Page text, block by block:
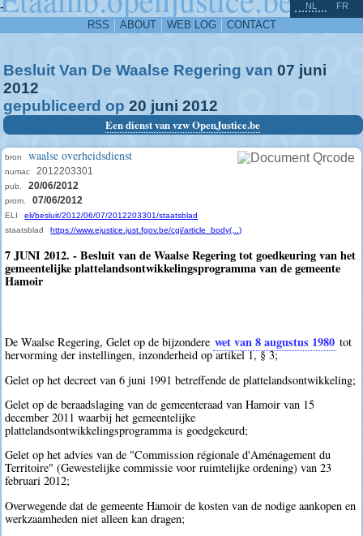
-
RSS ABOUT WEB LOG CONTACT
NL FR
Besluit Van De Waalse Regering van 07 juni
2012
gepubliceerd op 20 juni 2012
Een dienst van vzw OpenJustice.be
bron waalse overheidsdienst
numac 2012203301
pub. 20/06/2012
prom. 07/06/2012
ELI
eli/besluit/2012/06/07/2012203301/staatsblad
staatsblad
https://www.ejustice.just.fgov.be/cgi/article_body(...)
7 JUNI 2012. - Besluit van de Waalse Regering tot goedkeuring van het
gemeentelijke plattelandsontwikkelingsprogramma van de gemeente
Hamoir
De Waalse Regering, Gelet op de bijzondere wet van 8 augustus 1980 tot
hervorming der instellingen, inzonderheid op artikel 1, § 3;
Gelet op het decreet van 6 juni 1991 betreffende de plattelandsontwikkeling;
Gelet op de beraadslaging van de gemeenteraad van Hamoir van 15
december 2011 waarbij het gemeentelijke
plattelandsontwikkelingsprogramma is goedgekeurd;
Gelet op het advies van de "Commission régionale d'Aménagement du
Territoire" (Gewestelijke commissie voor ruimtelijke ordening) van 23
februari 2012;
Overwegende dat de gemeente Hamoir de kosten van de nodige aankopen en
werkzaamheden niet alleen kan dragen;
^